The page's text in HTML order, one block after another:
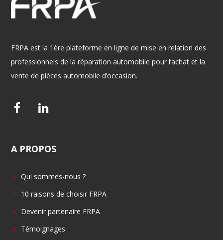
FRPA est la 1ère plateforme en ligne de mise en relation des
professionnels de la réparation automobile pour l’achat et la
vente de pièces automobile d’occasion.
F
e
o
o
L
k
d
i
A PROPOS
Qui sommes-nous ?
10 raisons de choisir FRPA
Devenir partenaire FRPA
Témoignages